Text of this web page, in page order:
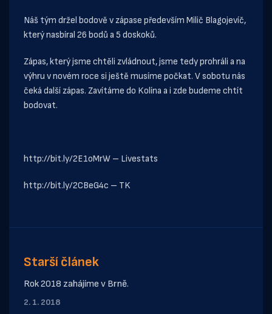
Náš tým držel bodově v zápase především Milič Blagojevíč,
který nasbíral 26 bodů a 5 doskoků.
Zápas, který jsme chtěli zvládnout, jsme tedy prohráli a na
výhru v novém roce si ještě musíme počkat. V sobotu nás
čeká další zápas. Zavítáme do Kolína a i zde budeme chtít
bodovat.
http://bit.ly/2E1oMrW – Livestats
http://bit.ly/2CBeG4c – TK
Starší článek
Rok 2018 zahájíme v Brně.
2. 1. 2018